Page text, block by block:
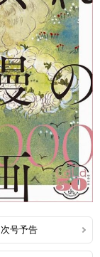
次号予告